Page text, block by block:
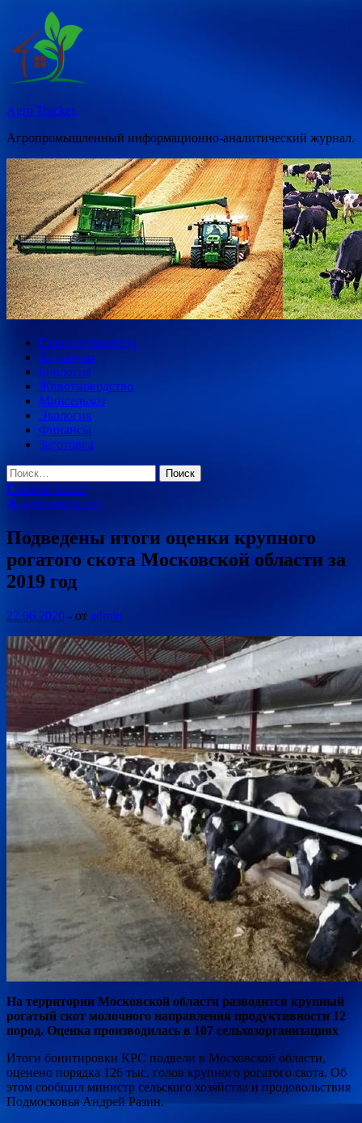
Перейти
содержимому
Agro Tracker.
Агропромышленный информационно-аналитический журнал.
Главная страница
Агропром
Биология
Животноводство
Минсельхоз
Экология
Финансы
Заготовка
Найти:
Главное меню
Животноводство
Подведены итоги оценки крупного
рогатого скота Московской области за
2019 год
22.06.2020 - от admin
На территории Московской области разводится крупный
рогатый скот молочного направления продуктивности 12
пород. Оценка производилась в 107 сельхозорганизациях
Итоги бонитировки КРС подвели в Московской области,
оценено порядка 126 тыс. голов крупного рогатого скота. Об
этом сообщил министр сельского хозяйства и продовольствия
Подмосковья Андрей Разин.